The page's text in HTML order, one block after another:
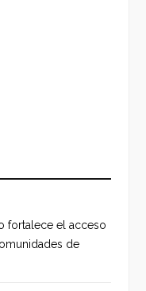
fortalece el acceso
de